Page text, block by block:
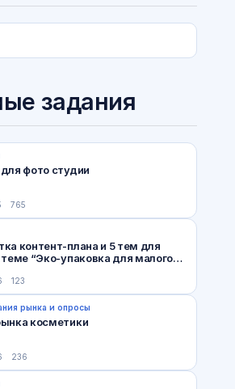
задания
фото студии
765
контент-плана и 5 тем для
теме “Эко-упаковка для малого
123
рынка и опросы
косметики
236